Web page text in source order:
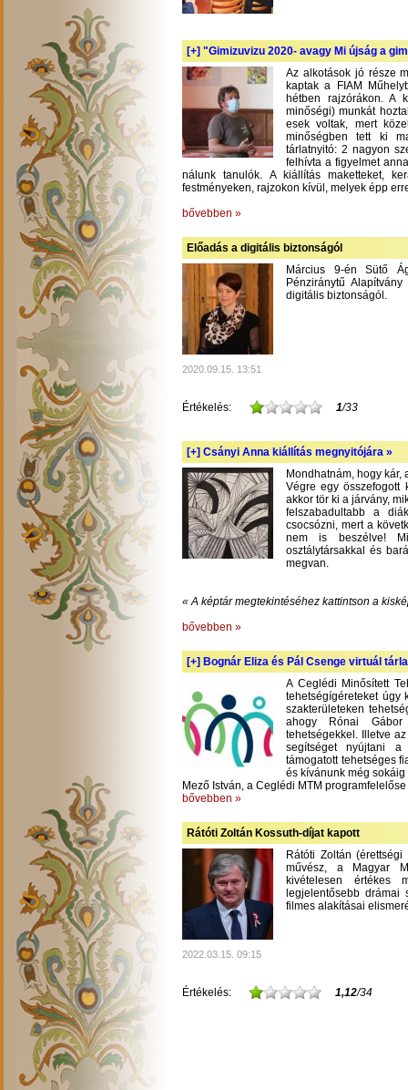
[+] "Gimizuvizu 2020- avagy Mi újság a
Az alkotások jó része
kaptak a FIAM
hétben rajzórákon. A
minőségi) munkát
esek voltak, mert
minőségben tett ki
tárlatnyitó: 2 nagyon
felhívta a figyelmet
nálunk tanulók. A kiállítás maketteket,
festményeken, rajzokon kívül, melyek épp
bővebben »
Előadás a digitális biztonságól
Március 9-én Sütő
Pénziránytű
digitális biztonságól.
2020.09.15. 13:51
Értékelés: 1/33
[+] Csányi Anna kiállítás megnyitójára »
Mondhatnám, hogy kár,
Végre egy összefogott
akkor tör ki a járvány,
felszabadultabb a
csocsózni, mert a
nem is beszélve!
osztálytársakkal és
megvan.
« A képtár megtekintéséhez kattintson a
bővebben »
[+] Bognár Eliza és Pál Csenge virtuál
A Ceglédi Minősített
tehetségígéreteket úgy
szakterületeken
ahogy Rónai Gábor
tehetségekkel. Illetve
segítséget nyújtani a
támogatott tehetséges
és kívánunk még
Mező István, a Ceglédi MTM programfelelőse
bővebben »
Rátóti Zoltán Kossuth-díjat kapott
Rátóti Zoltán
művész, a Magyar
kivételesen értékes
legjelentősebb drámai
filmes alakításai
2022.03.15. 09:15
Értékelés: 1,12/34